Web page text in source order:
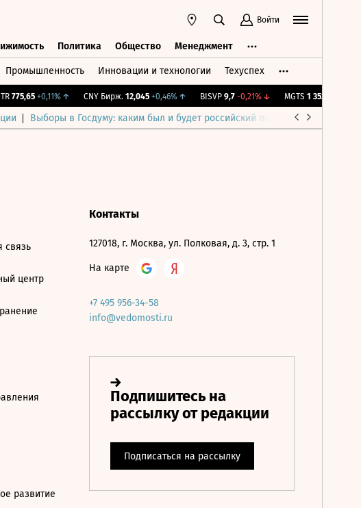
Войти
Политика Общество Менеджмент
Промышленность Инновации и технологии Техуспех
775,65 +0,11%↑ CNY Бирж. 12,045 +0,46%↑ BISVP 9,7 -0,21%↓ MGTS 1 352 +2,89%
Выборы в Госдуму: каким был и будет российский парламент
связь
центр
развитие
Контакты
127018, г. Москва, ул. Полковая, д. 3, стр. 1
На карте
+7 495 956-34-58
info@vedomosti.ru